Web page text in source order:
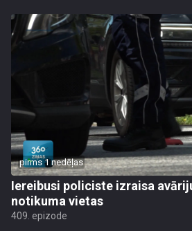
pirms 1 nedēļas
Iereibusi policiste izraisa
notikuma vietas
409. epizode